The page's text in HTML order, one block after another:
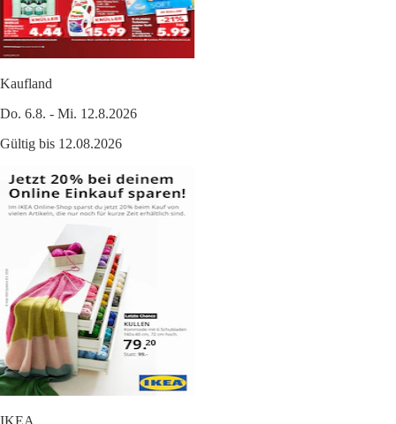
Kaufland
Do. 6.8. - Mi. 12.8.2026
Gültig bis 12.08.2026